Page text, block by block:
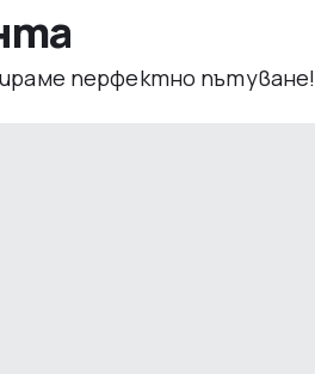
перфектно пътуване!